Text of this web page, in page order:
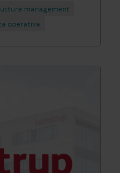
management
operativa